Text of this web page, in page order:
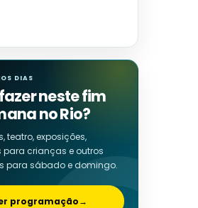
DIAS
neste fim
no Rio?
teatro, exposições,
crianças e outros
para sábado e domingo.
programação→